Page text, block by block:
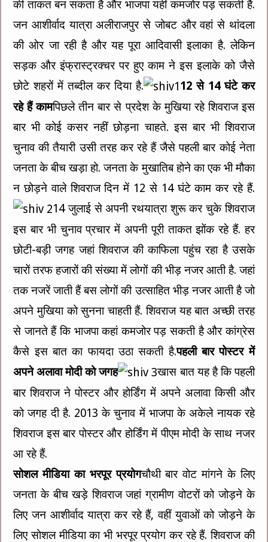
की ताकत बन सकता है और भाजपा यहीं कमजोर पड़ सकती है.
जन आशीर्वाद यात्रा अलीराजपुर से जोबट और वहां से थांदला
की ओर जा रही है और यह पूरा आदिवासी इलाका है. लेकिन
सड़क और इंफ्रास्ट्रक्चर पर हुए काम ने इस इलाके को जैसे
छोटे शहरों में तब्दील कर दिया है.
12 से 14 घंटे कर
रहे हैं कामपिछले तीन बार से प्रदेश के मुखिया रहे शिवराज इस
बार भी कोई कसर नहीं छोड़ना चाहते. इस बार भी शिवराज
चुनाव की तैयारी उसी तरह कर रहे हैं जैसे पहली बार कोई नेता
जनता के बीच खड़ा हो. जनता के मुखातिब होने का एक भी मौका
न छोड़ने वाले शिवराज दिन में 12 से 14 घंटे काम कर रहे हैं.
14 जुलाई से अपनी रथयात्रा शुरू कर चुके शिवराज
इस बार भी चुनाव प्रचार में अपनी पूरी ताकत झोंक रहे हैं. हर
छोटी-बड़ी जगह जहां शिवराज की काफिला पहुंच रहा है उसके
चारों तरफ हजारों की संख्या में लोगों की भीड़ नजर आती है. जहां
तक नजरें जाती हैं बस लोगों की उत्साहित भीड़ नजर आती है जो
अपने मुखिया को सुनना चाहती हैं. शिवराज यह बात अच्छी तरह
से जानते हैं कि भाजपा कहां कमजोर पड़ सकती है और कांग्रेस
कैसे इस बात का फायदा उठा सकती है.पहली बार पोस्टर में
अपने अलावा मोदी को जगह
खास बात यह है कि पहली
बार शिवराज ने पोस्टर और होर्डिंग में अपने अलावा किसी और
को जगह दी है. 2013 के चुनाव में भाजपा के अकेले नायक रहे
शिवराज इस बार पोस्टर और होर्डिंग में पीएम मोदी के साथ नजर
आ रहे हैं.
सोशल मीडिया का भरपूर प्रयोगचौथी बार वोट मांगने के लिए
जनता के बीच खड़े शिवराज जहां ग्रामीण वोटरों को जोड़ने के
लिए जन आशीर्वाद यात्रा कर रहे हैं, वहीं युवाओं को जोड़ने के
लिए सोशल मीडिया का भी भरपूर प्रयोग कर रहे हैं. शिवराज की